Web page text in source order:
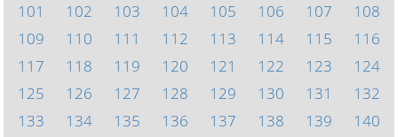
101
102 103 104 105 106 107
108
109
110 111 112 113 114 115
116
117
118 119 120 121 122 123
124
125
126 127 128 129 130 131
132
133
134 135 136 137 138 139
140